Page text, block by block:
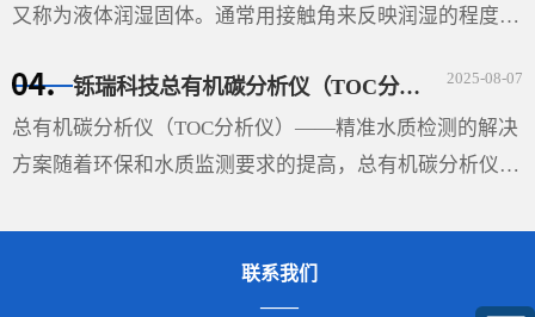
又称为液体润湿固体。通常用接触角来反映润湿的程度。
的切线（如图），两切线通过液体内部所成的夹角θ即称
···
2025-08-07
铄瑞科技总有机碳分析仪（TOC分析仪）——精准水质检测的解决方案
总有机碳分析仪（TOC分析仪）——精准水质检测的解决
方案随着环保和水质监测要求的提高，总有机碳分析仪
联系我们